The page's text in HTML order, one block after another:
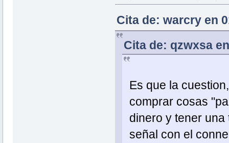
Cita de: warcry en
Cita de: qzwxsa
Es que la
comprar cosas
dinero y tener
señal con el